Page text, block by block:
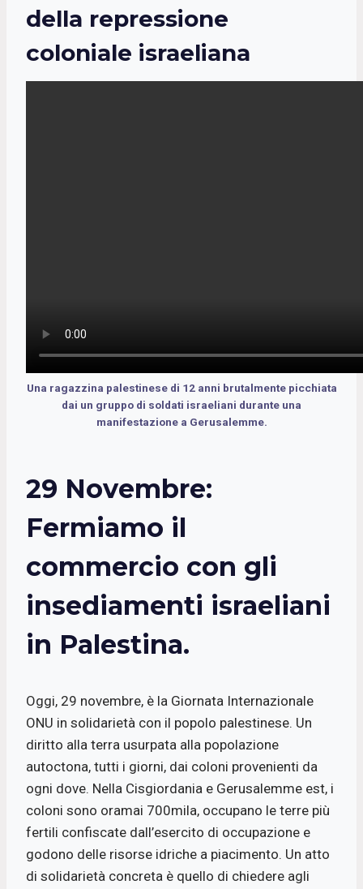
della repressione
coloniale israeliana
Una ragazzina palestinese di 12 anni brutalmente picchiata
dai un gruppo di soldati israeliani durante una
manifestazione a Gerusalemme.
29 Novembre:
Fermiamo il
commercio con gli
insediamenti israeliani
in Palestina.
Oggi, 29 novembre, è la Giornata Internazionale
ONU in solidarietà con il popolo palestinese. Un
diritto alla terra usurpata alla popolazione
autoctona, tutti i giorni, dai coloni provenienti da
ogni dove. Nella Cisgiordania e Gerusalemme est, i
coloni sono oramai 700mila, occupano le terre più
fertili confiscate dall’esercito di occupazione e
godono delle risorse idriche a piacimento. Un atto
di solidarietà concreta è quello di chiedere agli